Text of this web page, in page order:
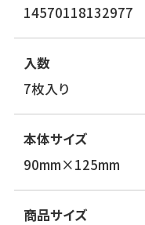
14570118132977
入数
7枚入り
本体サイズ
90mm×125mm
商品サイズ